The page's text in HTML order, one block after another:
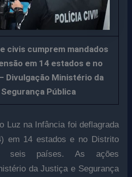
civis cumprem mandados
em 14 estados e no
Divulgação Ministério da
Pública
Luz na Infância foi deflagrada
em 14 estados e no Distrito
seis países. As ações
da Justiça e Segurança